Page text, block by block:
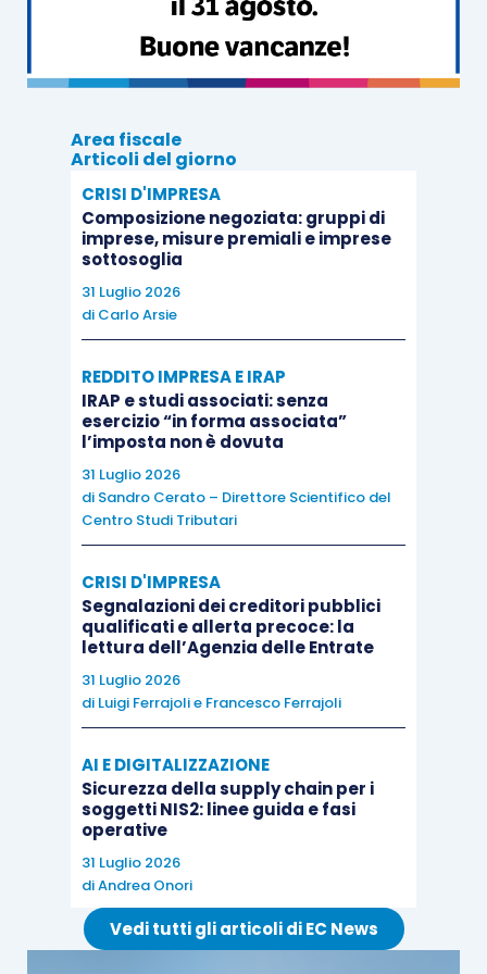
Da precisare che i trasporti effettuati da aereitra
due aeroporti nazionali
spazi internazionali, sono interamente soggetti
ad Iva in Italia (con aliquota 10%).
Di conseguenza
questo il trattamento Iva del
trasporto passeggeri a mezzo aereo
Voli nazionali
(partenza ed arrivo
in Italia)
Imponibili IVA 10%
Voli internazionali
arrivo estero, o
viceversa)
articolo 9 comma 1
n. 1per il 38% del
Fuori Campo Iva
articolo 7-
corrispettivo
Area fiscale
Articoli del giorno
CRISI D'IMPRESA
Composizione negoziata: gruppi di
imprese, misure premiali e imprese
sottosoglia
31 Luglio 2026
di Carlo Arsie
REDDITO IMPRESA E IRAP
IRAP e studi associati: senza
esercizio “in forma associata”
l’imposta non è dovuta
31 Luglio 2026
di Sandro Cerato – Direttore Scientifico del
Centro Studi Tributari
CRISI D'IMPRESA
Segnalazioni dei creditori pubblici
qualificati e allerta precoce: la
lettura dell’Agenzia delle Entrate
31 Luglio 2026
di Luigi Ferrajolie Francesco Ferrajoli
AI E DIGITALIZZAZIONE
Sicurezza della supply chain per i
soggetti NIS2: linee guida e fasi
operative
31 Luglio 2026
diAndrea Onori
Vedi tutti gli articoli di EC News